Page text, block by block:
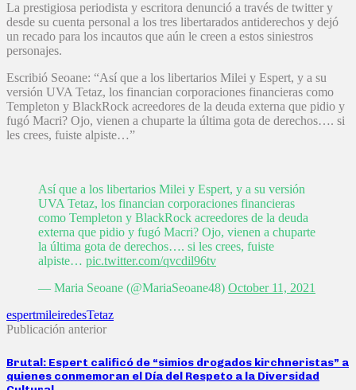
La prestigiosa periodista y escritora denunció a través de twitter y
desde su cuenta personal a los tres libertarados antiderechos y dejó
un recado para los incautos que aún le creen a estos siniestros
personajes.
Escribió Seoane: “Así que a los libertarios Milei y Espert, y a su
versión UVA Tetaz, los financian corporaciones financieras como
Templeton y BlackRock acreedores de la deuda externa que pidio y
fugó Macri? Ojo, vienen a chuparte la última gota de derechos…. si
les crees, fuiste alpiste…”
Así que a los libertarios Milei y Espert, y a su versión
UVA Tetaz, los financian corporaciones financieras
como Templeton y BlackRock acreedores de la deuda
externa que pidio y fugó Macri? Ojo, vienen a chuparte
la última gota de derechos…. si les crees, fuiste
alpiste… pic.twitter.com/qvcdil96tv
— Maria Seoane (@MariaSeoane48) October 11, 2021
espertmileiredesTetaz
Publicación anterior
Brutal: Espert calificó de “simios drogados kirchneristas” a
quienes conmemoran el Día del Respeto a la Diversidad